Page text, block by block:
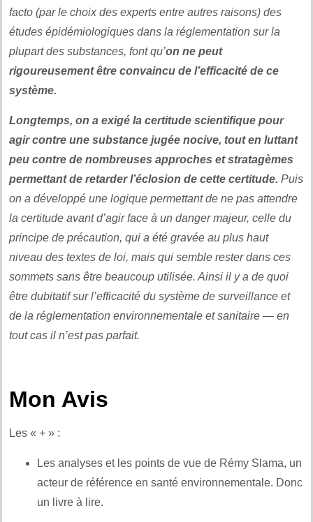
facto (par le choix des experts entre autres raisons) des
études épidémiologiques dans la réglementation sur la
plupart des substances, font qu’on ne peut
rigoureusement être convaincu de l’efficacité de ce
système.
Longtemps, on a exigé la certitude scientifique pour
agir contre une substance jugée nocive, tout en luttant
peu contre de nombreuses approches et stratagèmes
permettant de retarder l’éclosion de cette certitude. Puis
on a développé une logique permettant de ne pas attendre
la certitude avant d’agir face à un danger majeur, celle du
principe de précaution, qui a été gravée au plus haut
niveau des textes de loi, mais qui semble rester dans ces
sommets sans être beaucoup utilisée. Ainsi il y a de quoi
être dubitatif sur l’efficacité du système de surveillance et
de la réglementation environnementale et sanitaire — en
tout cas il n’est pas parfait.
Mon Avis
Les « + » :
Les analyses et les points de vue de Rémy Slama, un
acteur de référence en santé environnementale. Donc
un livre à lire.